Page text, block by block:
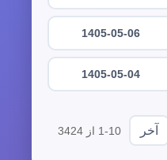
1405-05-06
1405-05-04
آخر 1-10 از 3424